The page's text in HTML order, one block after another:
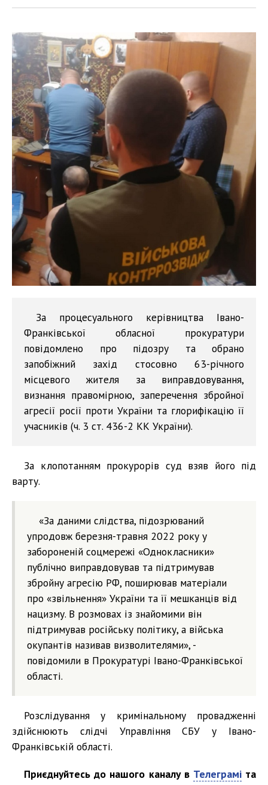
За процесуального керівництва Івано-
Франківської обласної прокуратури
повідомлено про підозру та обрано
запобіжний захід стосовно 63-річного
місцевого жителя за виправдовування,
визнання правомірною, заперечення збройної
агресії росії проти України та глорифікацію її
учасників (ч. 3 ст. 436-2 КК України).
За клопотанням прокурорів суд взяв його під
варту.
«За даними слідства, підозрюваний
упродовж березня-травня 2022 року у
забороненій соцмережі «Однокласники»
публічно виправдовував та підтримував
збройну агресію РФ, поширював матеріали
про «звільнення» України та її мешканців від
нацизму. В розмовах із знайомими він
підтримував російську політику, а війська
окупантів називав визволителями», -
повідомили в Прокуратурі Івано-Франківської
області.
Розслідування у кримінальному провадженні
здійснюють слідчі Управління СБУ у Івано-
Франківській області.
Приєднуйтесь до нашого каналу в Телеграміта